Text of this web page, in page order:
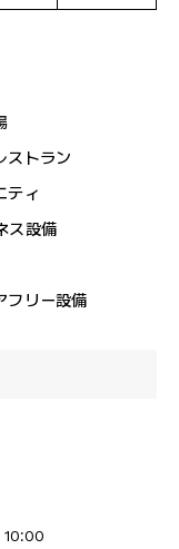
ストラン
ティ
ス設備
フリー設備
10:00